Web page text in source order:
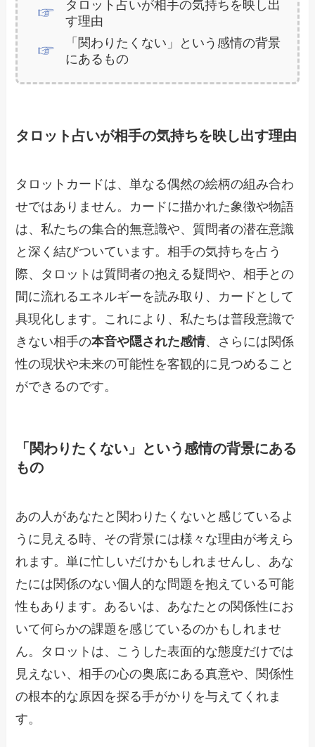
タロット占いが相手の気持ちを映し出
す理由
「関わりたくない」という感情の背景
にあるもの
タロット占いが相手の気持ちを映し出す理由
タロットカードは、単なる偶然の絵柄の組み合わ
せではありません。カードに描かれた象徴や物語
は、私たちの集合的無意識や、質問者の潜在意識
と深く結びついています。相手の気持ちを占う
際、タロットは質問者の抱える疑問や、相手との
間に流れるエネルギーを読み取り、カードとして
具現化します。これにより、私たちは普段意識で
きない相手の本音や隠された感情、さらには関係
性の現状や未来の可能性を客観的に見つめること
ができるのです。
「関わりたくない」という感情の背景にある
もの
あの人があなたと関わりたくないと感じているよ
うに見える時、その背景には様々な理由が考えら
れます。単に忙しいだけかもしれませんし、あな
たには関係のない個人的な問題を抱えている可能
性もあります。あるいは、あなたとの関係性にお
いて何らかの課題を感じているのかもしれませ
ん。タロットは、こうした表面的な態度だけでは
見えない、相手の心の奥底にある真意や、関係性
の根本的な原因を探る手がかりを与えてくれま
す。